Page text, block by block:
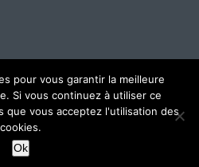
|Mentions légales|Plan du site
X
pour vous garantir la meilleure
Si vous continuez à utiliser ce
que vous acceptez l'utilisation des
cookies.
Ok